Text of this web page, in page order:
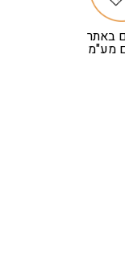
באתר
מע"מ